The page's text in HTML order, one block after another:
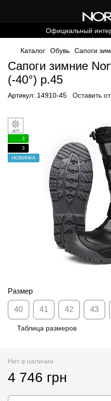
Официальный
Каталог Обувь Cапоги
Сапоги зимние
(-40°) р.45
Артикул: 14910-45 Оставить
3
3
НОВИНКА
Размер
40 41 42 43
Таблица размеров
Нет в наличии
4 746 грн